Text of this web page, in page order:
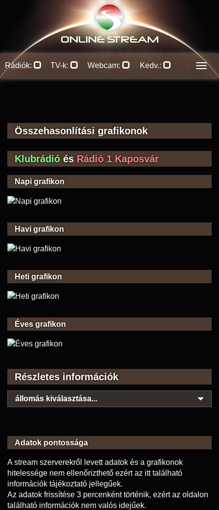
ONLINE STREAM
Rádiók: TV-k: Webcam: Kedv.:
Összehasonlítási grafikonok
Klubrádió és Rádió 1 Kaposvár
Napi grafikon
Havi grafikon
Heti grafikon
Éves grafikon
Részletes információk
állomás kiválasztása...
Adatok pontossága
A stream szerverekről levett adatok és a grafikonok
hitelessége nem ellenőrizthető ezért az itt található
információk tájékoztató jellegűek.
Az adatok frissítése 3 percenként történik, ezért az oldalon
található információk nem valós idejűek.